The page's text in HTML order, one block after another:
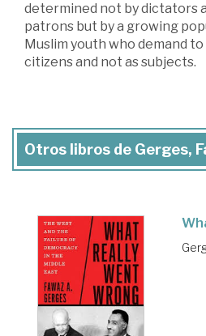
determined not by dictators
patrons but by a growing
Muslim youth who demand
citizens and not as subjects.
Otros libros de Gerges,